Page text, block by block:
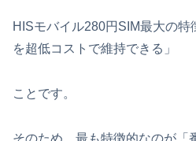
HISモバイル280円SIM最大の
を超低コストで維持できる」
ことです。
そのため、最も特徴的なのが「